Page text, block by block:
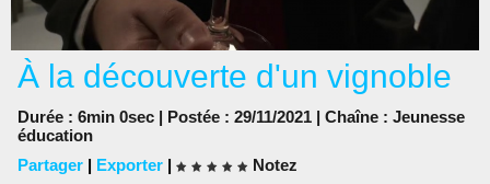
À la découverte d'un vignoble
Durée : 6min 0sec | Postée : 29/11/2021 | Chaîne : Jeunesse
éducation
Partager | Exporter |
Notez